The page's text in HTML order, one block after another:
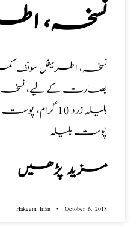
نسخہ،
نسخہ، اطریفل سونف
بصارت کے لیے، نسخہ
پوست بلیلہ
مزید پڑھیں
Hakeem Irfan October 6, 2018